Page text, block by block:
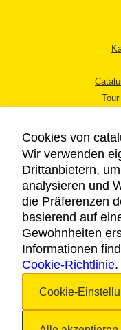
Cookies von
Wir verwenden
Drittanbietern,
analysieren und
die Präferenzen
basierend auf
Gewohnheiten
Informationen
Cookie-Richtlinie.
Cookie-